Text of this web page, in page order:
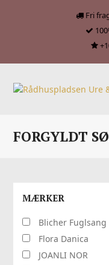
Fri
FORGYLDT
MÆRKER
Blicher Fuglsang
Flora Danica
JOANLI NOR